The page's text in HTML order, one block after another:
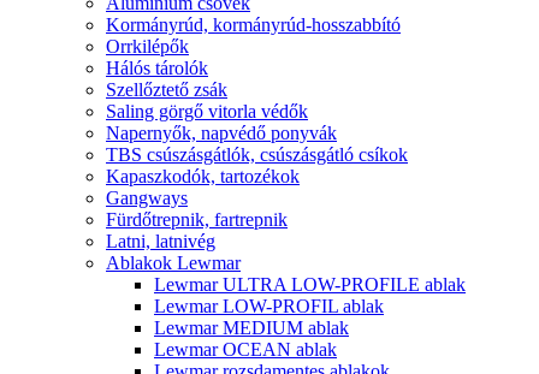
Kormányrúd, kormányrúd-hosszabbító
Orrkilépők
Hálós tárolók
Szellőztető zsák
Saling görgő vitorla védők
Napernyők, napvédő ponyvák
TBS csúszásgátlók, csúszásgátló csíkok
Kapaszkodók, tartozékok
Gangways
Fürdőtrepnik, fartrepnik
Latni, latnivég
Ablakok Lewmar
Lewmar ULTRA LOW-PROFILE ablak
Lewmar LOW-PROFIL ablak
Lewmar MEDIUM ablak
Lewmar OCEAN ablak